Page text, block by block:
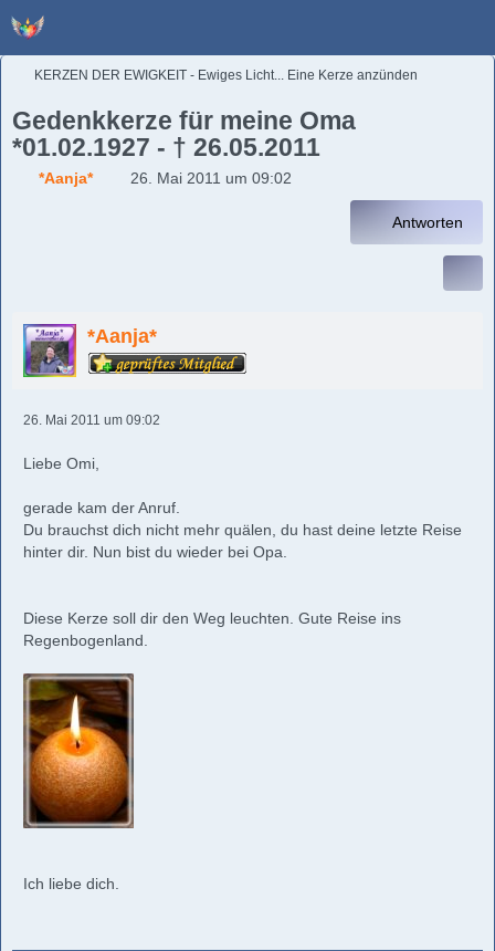
KERZEN DER EWIGKEIT - Ewiges Licht... Eine Kerze anzünden
Gedenkkerze für meine Oma
*01.02.1927 - † 26.05.2011
*Aanja* 26. Mai 2011 um 09:02
Antworten
*Aanja*
26. Mai 2011 um 09:02
Liebe Omi,
gerade kam der Anruf.
Du brauchst dich nicht mehr quälen, du hast deine letzte Reise
hinter dir. Nun bist du wieder bei Opa.
Diese Kerze soll dir den Weg leuchten. Gute Reise ins
Regenbogenland.
Ich liebe dich.